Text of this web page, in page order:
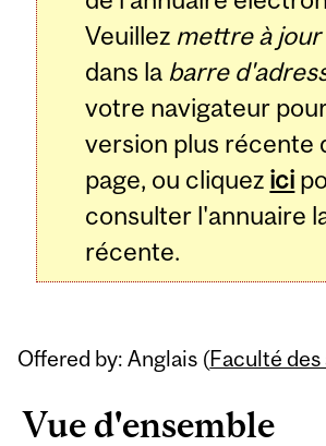
Veuillez mettre à
dans la barre
votre navigateur
version plus récente
page, ou cliquez ici
consulter l'annuaire
récente.
Offered by: Anglais (Faculté des
Vue d'ensemble